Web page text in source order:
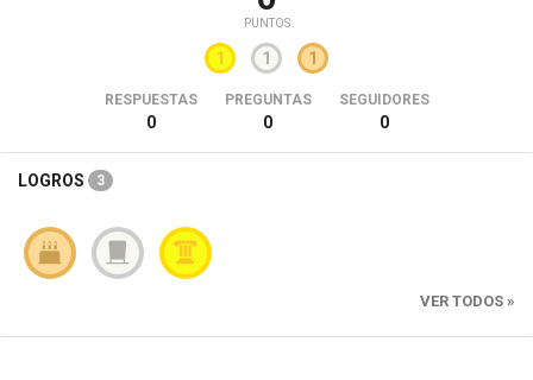
PUNTOS
1 1 1
RESPUESTAS
0
PREGUNTAS
0
SEGUIDORES
0
LOGROS 3
VER TODOS »